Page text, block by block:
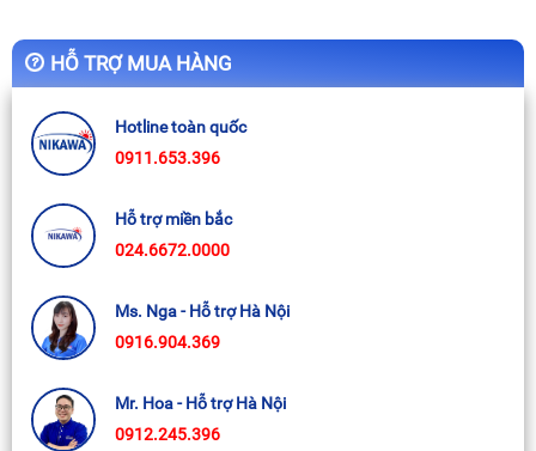
HỖ TRỢ MUA HÀNG
Hotline toàn quốc
0911.653.396
Hỗ trợ miền bắc
024.6672.0000
Ms. Nga - Hỗ trợ Hà Nội
0916.904.369
Mr. Hoa - Hỗ trợ Hà Nội
0912.245.396